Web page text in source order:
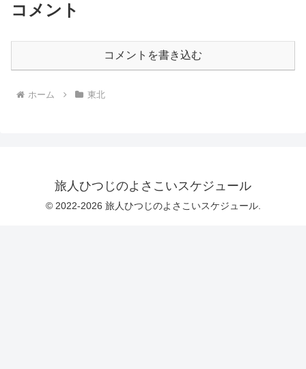
コメント
コメントを書き込む
ホーム 東北
旅人ひつじのよさこいスケジュール
© 2022-2026 旅人ひつじのよさこいスケジュール.